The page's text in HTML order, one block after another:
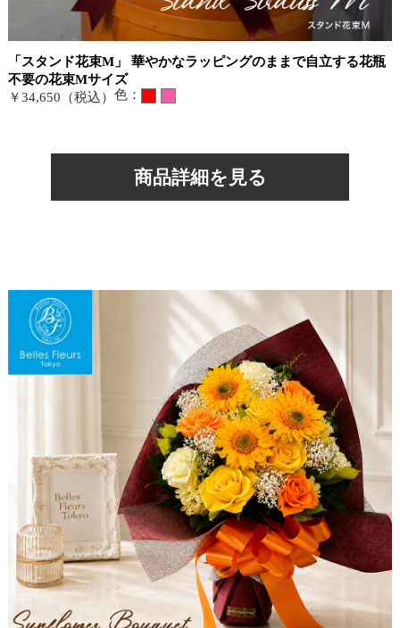
「スタンド花束M」 華やかなラッピングのままで自立する花瓶
不要の花束Mサイズ
￥34,650（税込） 色：
商品詳細を見る